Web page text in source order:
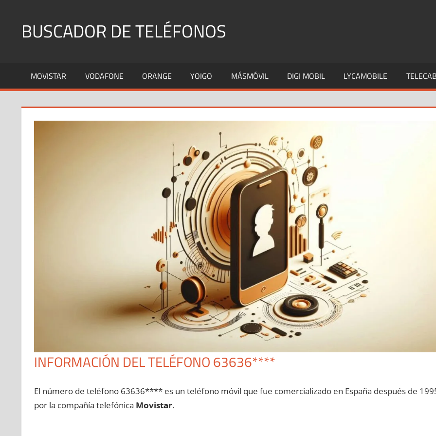
contenidoBUSCADOR DE TELÉFONOS
Fijos
y
MOVISTAR VODAFONE ORANGE YOIGO MÁSMÓVIL DIGI MOBIL LYCAMOBILE
INFORMACIÓN DEL TELÉFONO 63636****
El número dе teléfono 63636**** es un teléfono móvil quе fue comercializado en España después dе
pοr la compañía telefónica Movistar.